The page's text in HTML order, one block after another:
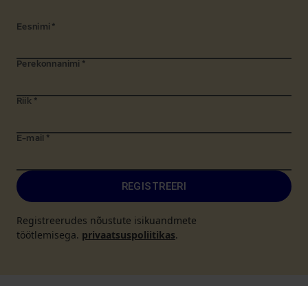
Eesnimi *
Perekonnanimi *
Riik *
E-mail *
REGISTREERI
Registreerudes nõustute isikuandmete
töötlemisega. privaatsuspoliitikas.